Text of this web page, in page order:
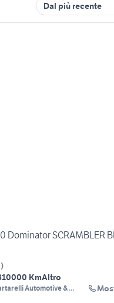
Dal più recente
Dominator SCRAMBLER
)
10000 KmAltro
Automotive &